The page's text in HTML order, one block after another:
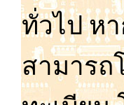
ทั่วไป ห
สามารถ